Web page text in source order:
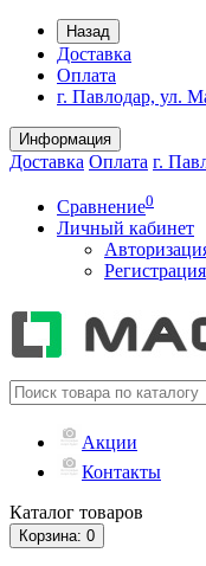
Назад
Доставка
Оплата
г. Павлодар, ул.
Информация
Доставка Оплата г.
Сравнение0
Личный кабинет
Регистрация
Акции
Контакты
Каталог товаров
Корзина: 0